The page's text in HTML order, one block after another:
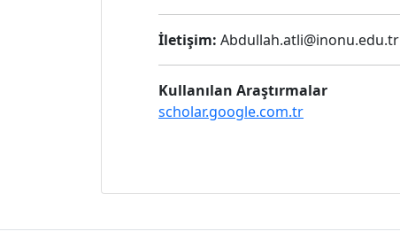
İletişim: Abdullah.atli@inonu.edu.tr
Kullanılan Araştırmalar
scholar.google.com.tr